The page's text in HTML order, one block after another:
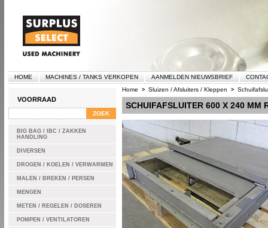
HOME MACHINES / TANKS VERKOPEN AANMELDEN NIEUWSBRIEF
VOORRAAD
BIG BAG / IBC / ZAKKEN
HANDLING
DIVERSEN
DROGEN / KOELEN / VERWARMEN
MALEN / BREKEN / PERSEN
MENGEN
METEN / REGELEN / DOSEREN
POMPEN / VENTILATOREN
Home > Sluizen / Afsluiters / Kleppen >
SCHUIFAFSLUITER 600 X 240 MM